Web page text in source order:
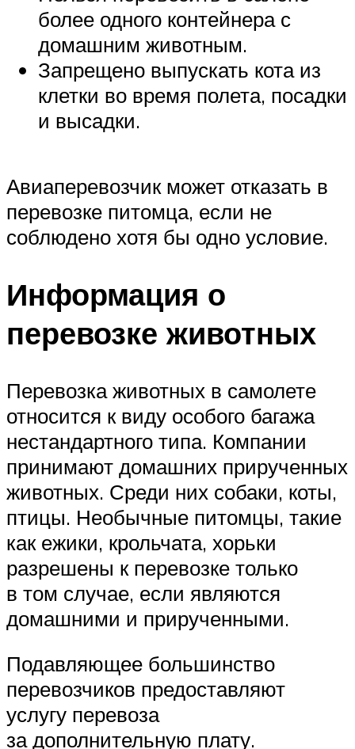
более одного контейнера с
домашним животным.
Запрещено выпускать кота из
клетки во время полета, посадки
и высадки.
Авиаперевозчик может отказать в
перевозке питомца, если не
соблюдено хотя бы одно условие.
Информация о
перевозке животных
Перевозка животных в самолете
относится к виду особого багажа
нестандартного типа. Компании
принимают домашних прирученных
животных. Среди них собаки, коты,
птицы. Необычные питомцы, такие
как ежики, крольчата, хорьки
разрешены к перевозке только
в том случае, если являются
домашними и прирученными.
Подавляющее большинство
перевозчиков предоставляют
услугу перевоза
за дополнительную плату.